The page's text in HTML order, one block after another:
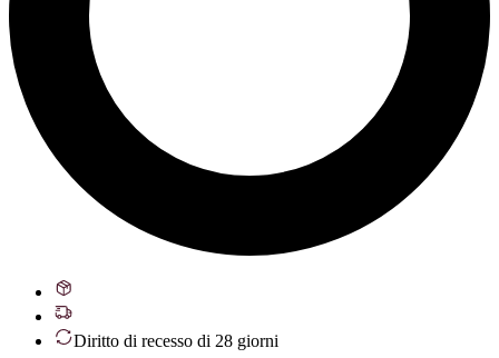
Diritto di recesso di 28 giorni